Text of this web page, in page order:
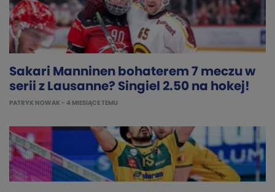
Sakari Manninen bohaterem 7 meczu w
serii z Lausanne? Singiel 2.50 na hokej!
PATRYK NOWAK - 4 MIESIĄCE TEMU